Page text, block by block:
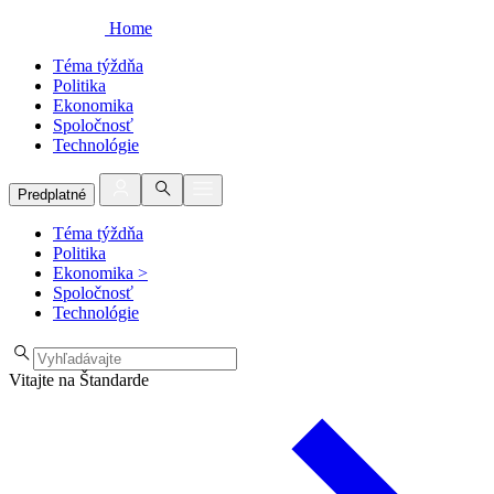
Home
Téma týždňa
Politika
Ekonomika
Spoločnosť
Technológie
Predplatné
Téma týždňa
Politika
Ekonomika >
Spoločnosť
Technológie
Vitajte na Štandarde